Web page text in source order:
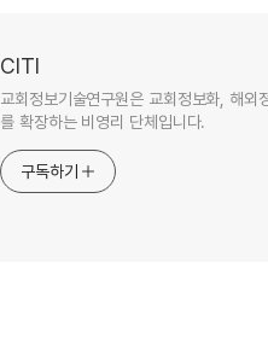
CITI
교회정보기술연구원은 교회정보화, 해
를 확장하는 비영리 단체입니다.
구독하기